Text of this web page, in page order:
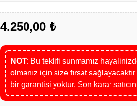
4.250,00 ₺
NOT: Bu teklifi sunmamız
olmanız için size fırsat sağlayacaktır
garantisi yoktur. Son karar satıcınındır.